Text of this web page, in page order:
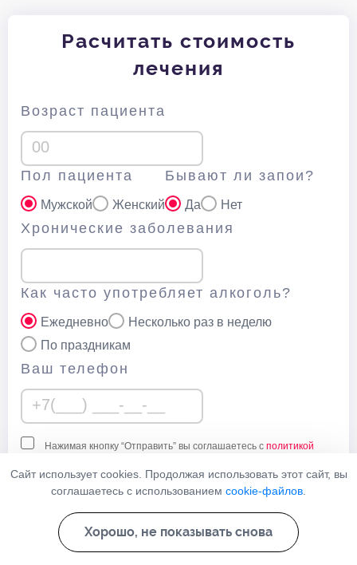
Расчитать стоимость
лечения
Возраст пациента
Пол пациента
Мужской Женский
Бывают ли запои?
Да Нет
Хронические заболевания
Как часто употребляет алкоголь?
Ежедневно
Несколько раз в неделю
По праздникам
Ваш телефон
Нажимая кнопку “Отправить” вы соглашаетесь с политикой
Сайт использует cookies. Продолжая использовать этот сайт, вы
соглашаетесь с использованием cookie-файлов
Хорошо, не показывать снова